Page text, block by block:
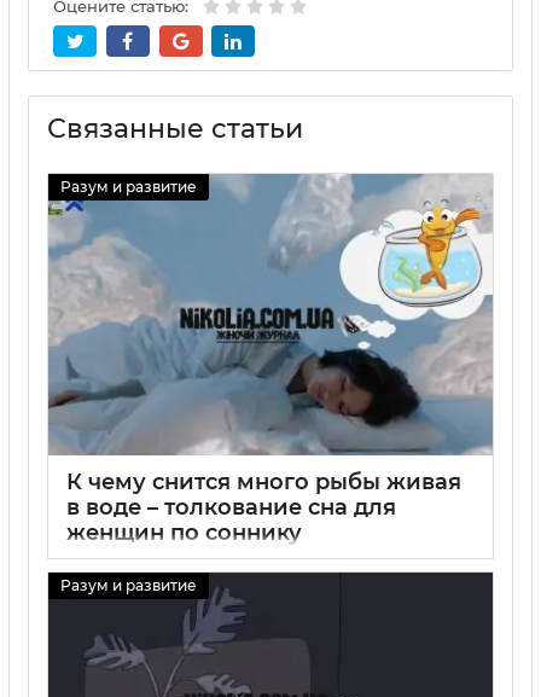
Оцените статью:
Связанные статьи
Разум и развитие
К чему снится много рыбы живая
в воде – толкование сна для
женщин по соннику
29 08 2025 0
Разум и развитие